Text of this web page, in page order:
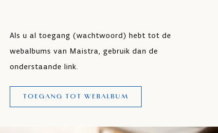
Als u al toegang (wachtwoord) hebt tot de
webalbums van Maistra, gebruik dan de
onderstaande link.
TOEGANG TOT WEBALBUM